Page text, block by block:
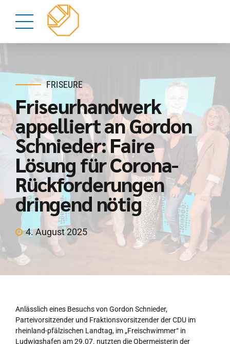
FRISEURE
Friseurhandwerk
appelliert an Gordon
Schnieder: Faire
Lösung für Corona-
Rückforderungen
dringend nötig
4. August 2025
Anlässlich eines Besuchs von Gordon Schnieder,
Parteivorsitzender und Fraktionsvorsitzender der CDU im
rheinland-pfälzischen Landtag, im „Freischwimmer“ in
Ludwigshafen am 29.07. nutzten die Obermeisterin der